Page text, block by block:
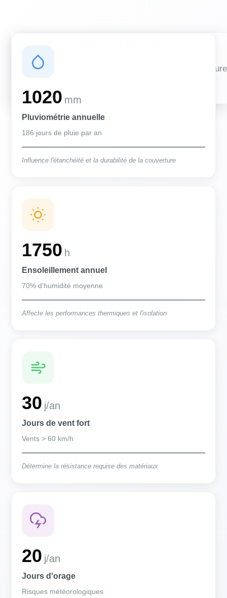
Des conditions qui influencent vos travaux de couverture
1020 mm
Pluviométrie annuelle
186 jours de pluie par an
Influence l'étanchéité et la durabilité de la couverture
1750 h
Ensoleillement annuel
70% d'humidité moyenne
Affecte les performances thermiques et l'isolation
30 j/an
Jours de vent fort
Vents > 60 km/h
Détermine la résistance requise des matériaux
20 j/an
Jours d'orage
Risques météorologiques